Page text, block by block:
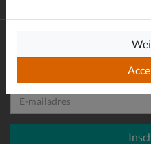
Schrijf je in voor de Shoemixx
E-mailadres